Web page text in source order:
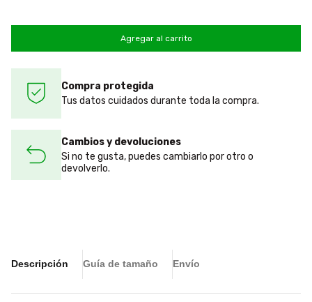
Compra protegida
Tus datos cuidados durante toda la compra.
Cambios y devoluciones
Si no te gusta, puedes cambiarlo por otro o
devolverlo.
Descripción Guía de tamaño Envío